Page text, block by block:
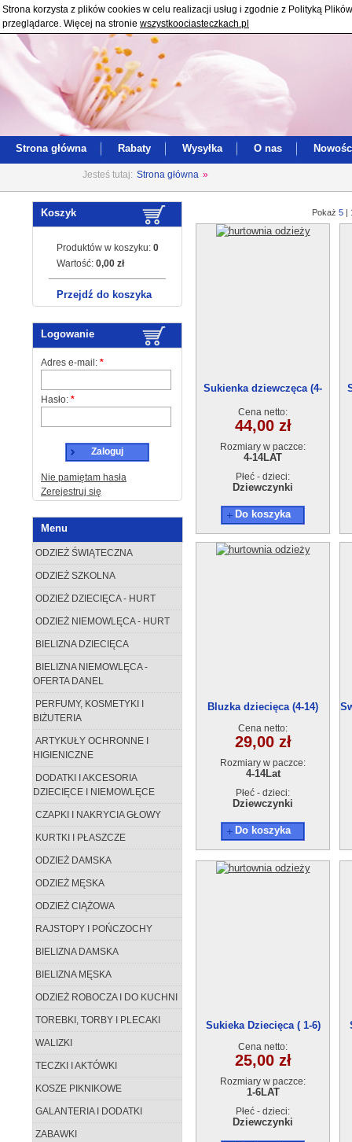
Strona korzysta z plików cookies w celu realizacji usług i zgodnie z Polityką
przeglądarce. Więcej na stronie wszystkoociasteczkach.pl
Strona główna Rabaty Wysyłka O nas
Jesteś tutaj: Strona główna »
Koszyk
Produktów w koszyku: 0
Wartość: 0,00 zł
Przejdź do koszyka
Logowanie
Adres e-mail: *
Hasło: *
Zaloguj
Nie pamiętam hasła
Zerejestruj się
Menu
ODZIEŻ ŚWIĄTECZNA
ODZIEŻ SZKOLNA
ODZIEŻ DZIECIĘCA - HURT
ODZIEŻ NIEMOWLĘCA - HURT
BIELIZNA DZIECIĘCA
BIELIZNA NIEMOWLĘCA -
OFERTA DANEL
PERFUMY, KOSMETYKI I
BIŻUTERIA
ARTYKUŁY OCHRONNE I
HIGIENICZNE
DODATKI I AKCESORIA
DZIECIĘCE I NIEMOWLĘCE
CZAPKI I NAKRYCIA GŁOWY
KURTKI I PŁASZCZE
ODZIEŻ DAMSKA
ODZIEŻ MĘSKA
ODZIEŻ CIĄŻOWA
RAJSTOPY I POŃCZOCHY
BIELIZNA DAMSKA
BIELIZNA MĘSKA
ODZIEŻ ROBOCZA I DO KUCHNI
TOREBKI, TORBY I PLECAKI
WALIZKI
TECZKI I AKTÓWKI
KOSZE PIKNIKOWE
GALANTERIA I DODATKI
ZABAWKI
Pokaż 5 |
Sukienka dziewczęca (4-
Cena netto:
44,00 zł
Rozmiary w paczce:
4-14LAT
Płeć - dzieci:
Dziewczynki
Do koszyka
Bluzka dziecięca (4-14)
Cena netto:
29,00 zł
Rozmiary w paczce:
4-14Lat
Płeć - dzieci:
Dziewczynki
Do koszyka
Sukieka Dziecięca ( 1-6)
Cena netto:
25,00 zł
Rozmiary w paczce:
1-6LAT
Płeć - dzieci:
Dziewczynki